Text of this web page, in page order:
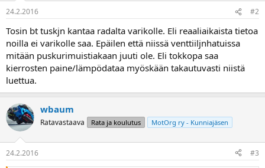
24.2.2016 #2
Tosin bt tuskjn kantaa radalta varikolle. Eli reaaliaikaista tietoa
noilla ei varikolle saa. Epäilen että niissä venttiiljnhatuissa
mitään puskurimuistiakaan juuti ole. Eli tokkopa saa
kierrosten paine/lämpödataa myöskään takautuvasti niistä
luettua.
wbaum
Ratavastaava Rata ja koulutus MotOrg ry - Kunniajäsen
24.2.2016 #3